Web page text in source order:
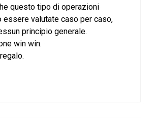
questo tipo di operazioni
essere valutate caso per caso,
principio generale.
win win.